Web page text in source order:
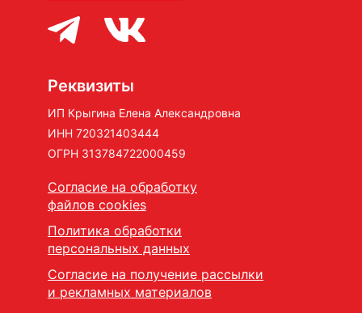
Реквизиты
ИП Крыгина Елена Александровна
ИНН 720321403444
ОГРН 313784722000459
Согласие на обработку
файлов cookies
Политика обработки
персональных данных
Согласие на получение рассылки
и рекламных материалов